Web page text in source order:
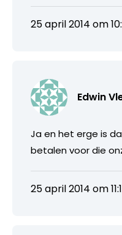
25 april 2014 om
Edwin
Ja en het erge is
betalen voor die
25 april 2014 om